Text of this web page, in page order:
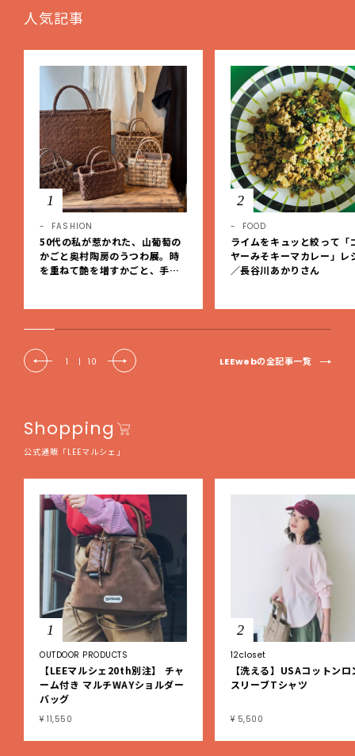
人気記事
1
FASHION
50代の私が惹かれた、山葡萄の
かごと奥村陶房のうつわ展。時
を重ねて艶を増すかごと、手仕
2
FOOD
ライムをキュッと絞って「
ヤーみそキーマカレー」レ
／長谷川あかりさん
1 | 10 LEEwebの全記事一覧
Shopping
公式通販「LEEマルシェ」
1
OUTDOOR PRODUCTS
【LEEマルシェ20th別注】 チャ
ーム付き マルチWAYショルダー
バッグ
¥ 11,550
2
12closet
【洗える】USAコットンロ
スリーブTシャツ
¥ 5,500